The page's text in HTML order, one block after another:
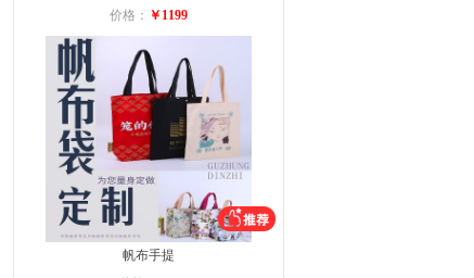
价格： ￥1199
帆布手提